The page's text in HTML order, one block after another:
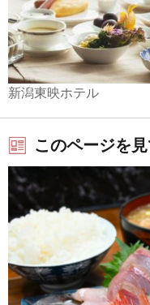
新潟東映ホテル
このページを